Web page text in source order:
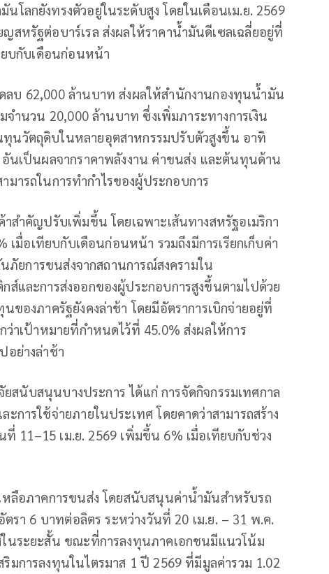
โลกยังทรงตัวอยู่ในระดับสูง โดยในเดือนเม.ย. 2569
สหรัฐต่อบาร์เรล ส่งผลให้ราคาน้ำมันดีเซลเฉลี่ยอยู่ที่
บกับเดือนก่อนหน้า
บ 62,000 ล้านบาท ส่งผลให้สำนักงานกองทุนน้ำมัน
จำนวน 20,000 ล้านบาท ซึ่งเพิ่มภาระทางการเงิน
นวัตถุดิบในหลายอุตสาหกรรมปรับตัวสูงขึ้น อาทิ
นเป็นผลจากราคาพลังงาน ค่าขนส่ง และต้นทุนด้าน
ารถในการทำกำไรของผู้ประกอบการ
าสำคัญปรับเพิ่มขึ้น โดยเฉพาะเส้นทางสหรัฐอเมริกา
มื่อเทียบกับเดือนก่อนหน้า รวมถึงมีการเรียกเก็บค่า
ภัยการขนส่งจากสถานการณ์สงครามใน
ส์และการส่งออกของผู้ประกอบการสูงขึ้นตามไปด้วย
ของภาครัฐยังคงล่าช้า โดยมีอัตราการเบิกจ่ายอยู่ที่
าเป้าหมายที่กำหนดไว้ที่ 45.0% ส่งผลให้การ
อย่างล่าช้า
ยสนับสนุนบางประการ ได้แก่ การจัดกิจกรรมเทศกาล
การใช้จ่ายภายในประเทศ โดยคาดว่าสามารถสร้าง
11–15 เม.ย. 2569 เพิ่มขึ้น 6% เมื่อเทียบกับช่วง
หลือภาคการขนส่ง โดยสนับสนุนค่าน้ำมันสำหรับรถ
รา 6 บาทต่อลิตร ระหว่างวันที่ 20 เม.ย. – 31 พ.ค.
นระยะสั้น ขณะที่การลงทุนภาคเอกชนมีแนวโน้ม
มการลงทุนในไตรมาส 1 ปี 2569 ที่มีมูลค่ารวม 1.02